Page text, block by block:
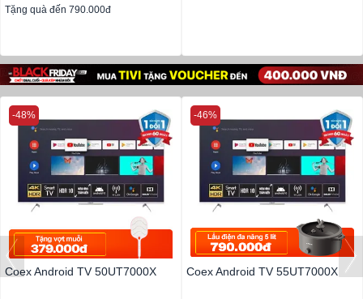
Tặng quà đến 790.000đ
Coex Android TV 50UT7000X
-48%
Coex Android TV 55UT7000X
-46%